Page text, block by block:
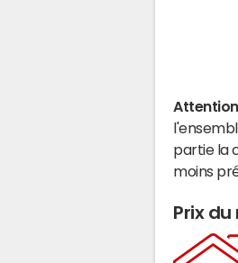
partie la
moins
Prix